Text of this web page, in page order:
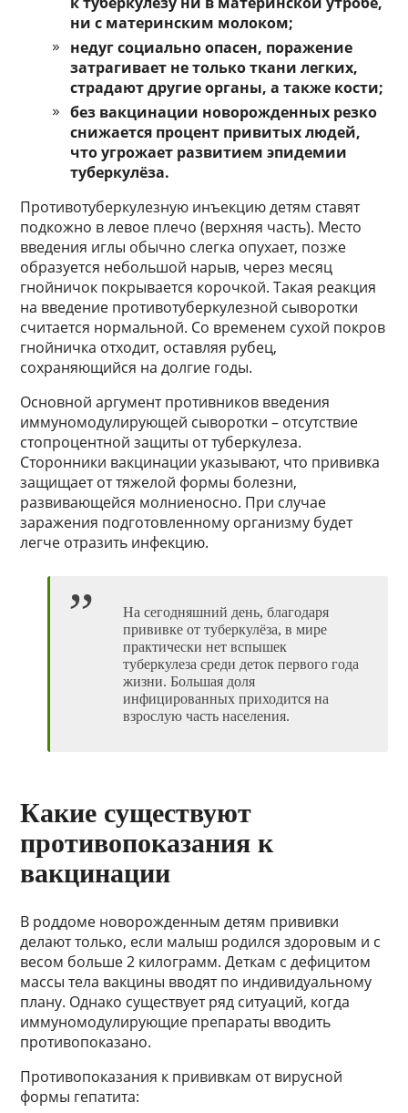
ни с материнским молоком;
недуг социально опасен, поражение
затрагивает не только ткани легких,
страдают другие органы, а также кости;
без вакцинации новорожденных резко
снижается процент привитых людей,
что угрожает развитием эпидемии
туберкулёза.
Противотуберкулезную инъекцию детям ставят
подкожно в левое плечо (верхняя часть). Место
введения иглы обычно слегка опухает, позже
образуется небольшой нарыв, через месяц
гнойничок покрывается корочкой. Такая реакция
на введение противотуберкулезной сыворотки
считается нормальной. Со временем сухой покров
гнойничка отходит, оставляя рубец,
сохраняющийся на долгие годы.
Основной аргумент противников введения
иммуномодулирующей сыворотки – отсутствие
стопроцентной защиты от туберкулеза.
Сторонники вакцинации указывают, что прививка
защищает от тяжелой формы болезни,
развивающейся молниеносно. При случае
заражения подготовленному организму будет
легче отразить инфекцию.
На сегодняшний день, благодаря
прививке от туберкулёза, в мире
практически нет вспышек
туберкулеза среди деток первого года
жизни. Большая доля
инфицированных приходится на
взрослую часть населения.
Какие существуют
противопоказания к
вакцинации
В роддоме новорожденным детям прививки
делают только, если малыш родился здоровым и с
весом больше 2 килограмм. Деткам с дефицитом
массы тела вакцины вводят по индивидуальному
плану. Однако существует ряд ситуаций, когда
иммуномодулирующие препараты вводить
противопоказано.
Противопоказания к прививкам от вирусной
формы гепатита: